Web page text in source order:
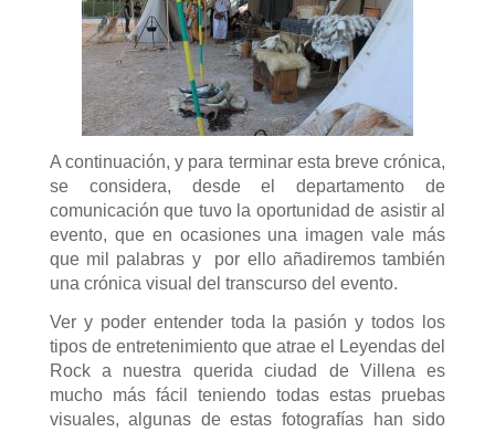
A continuación, y para terminar esta breve crónica,
se considera, desde el departamento de
comunicación que tuvo la oportunidad de asistir al
evento, que en ocasiones una imagen vale más
que mil palabras y por ello añadiremos también
una crónica visual del transcurso del evento.
Ver y poder entender toda la pasión y todos los
tipos de entretenimiento que atrae el Leyendas del
Rock a nuestra querida ciudad de Villena es
mucho más fácil teniendo todas estas pruebas
visuales, algunas de estas fotografías han sido